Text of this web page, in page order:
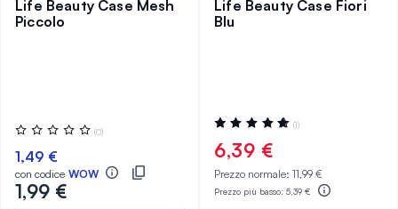
Life Beauty Case Mesh
Piccolo
Valutazione:
0%
(0)
1,49 €
con codice WOW
1,99 €
Life Beauty Case Fiori
Blu
Valutazione:
100%
(1)
6,39 €
Prezzo normale: 11,99 €
Prezzo più basso: 5,39 €